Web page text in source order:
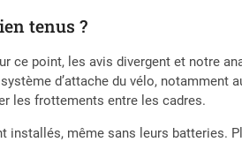
tenus ?
point, les avis divergent et notre
d’attache du vélo, notamment
les frottements entre les cadres.
même sans leurs batteries.